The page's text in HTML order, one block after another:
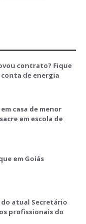
contrato? Fique
de energia
casa de menor
em escola de
em Goiás
atual Secretário
profissionais do